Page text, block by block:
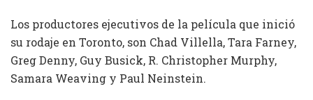
Los productores ejecutivos de la película que inició
su rodaje en Toronto, son Chad Villella, Tara Farney,
Greg Denny, Guy Busick, R. Christopher Murphy,
Samara Weaving y Paul Neinstein.